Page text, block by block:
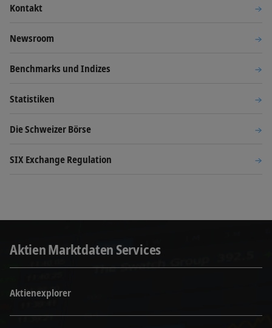
Kontakt
Newsroom
Benchmarks und Indizes
Statistiken
Die Schweizer Börse
SIX Exchange Regulation
Aktien Marktdaten Services
Aktienexplorer